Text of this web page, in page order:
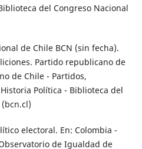
del Congreso Nacional
de Chile BCN (sin fecha).
Partido republicano de
de Chile - Partidos,
Política - Biblioteca del
electoral. En: Colombia -
de Igualdad de